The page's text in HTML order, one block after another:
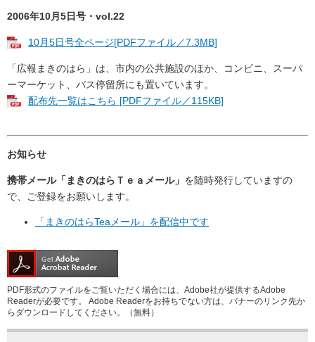
2006年10月5日号・vol.22
10月5日号全ページ[PDFファイル／7.3MB]
「広報まきのはら」は、市内の公共施設のほか、コンビニ、スーパ
ーマーケット、バス停留所にも置いています。
配布先一覧はこちら [PDFファイル／115KB]
お知らせ
携帯メール「まきのはらＴｅａメール」 を随時発行していますの
で、ご登録をお願いします。
「まきのはらTeaメール」を配信中です
PDF形式のファイルをご覧いただく場合には、Adobe社が提供するAdobe
Readerが必要です。
Adobe Readerをお持ちでない方は、バナーのリンク先か
らダウンロードしてください。（無料）